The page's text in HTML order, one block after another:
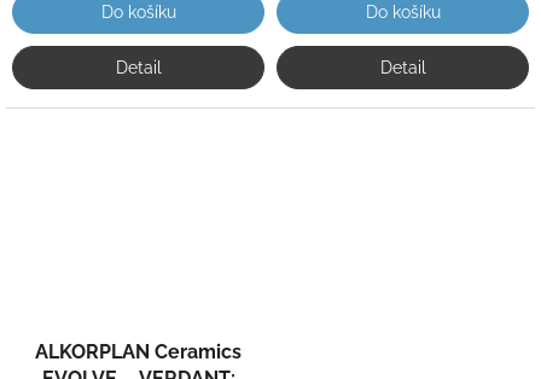
Do košíku
Detail
Do košíku
Detail
ALKORPLAN Ceramics